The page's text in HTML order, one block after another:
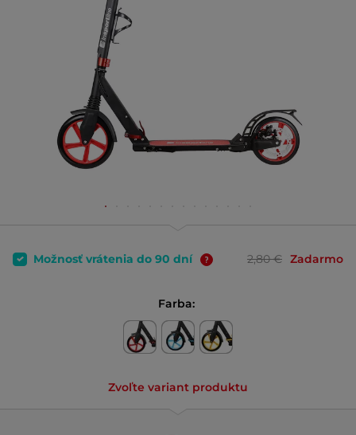
Možnosť vrátenia do 90 dní 2,80 € Zadarmo
Farba:
Zvoľte variant produktu